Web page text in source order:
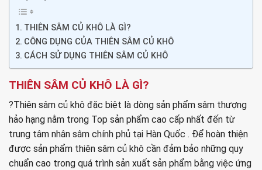
THIÊN SÂM CỦ KHÔ LÀ GÌ?
CÔNG DỤNG CỦA THIÊN SÂM CỦ KHÔ
CÁCH SỬ DỤNG THIÊN SÂM CỦ KHÔ
THIÊN SÂM CỦ KHÔ LÀ GÌ?
?Thiên sâm củ khô đặc biệt là dòng sản phẩm sâm thượng
hảo hạng nằm trong Top sản phẩm cao cấp nhất đến từ
trung tâm nhân sâm chính phủ tại Hàn Quốc . Để hoàn thiện
được sản phẩm thiên sâm củ khô cần đảm bảo những quy
chuẩn cao trong quá trình sản xuất sản phẩm bằng việc ứng